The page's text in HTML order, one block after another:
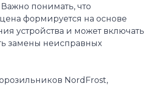
Важно понимать, что
формируется на основе
устройства и может включать
замены неисправных
NordFrost,